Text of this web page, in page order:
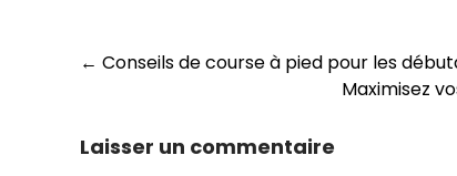
Navigation
articles
← Conseils de course à pied pour les
Maximisez
Laisser un commentaire